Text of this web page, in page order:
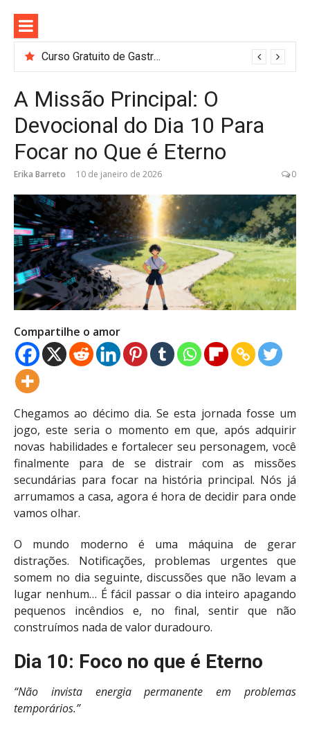
para
conteúdo
Curso Gratuito de Gastronomia e Barismo em SP: Nestlé Abre 100 Vagas
A Missão Principal: O
Devocional do Dia 10 Para
Focar no Que é Eterno
Erika Barreto 10 de janeiro de 2026 0
Compartilhe o amor
Chegamos ao décimo dia. Se esta jornada fosse um
jogo, este seria o momento em que, após adquirir
novas habilidades e fortalecer seu personagem, você
finalmente para de se distrair com as missões
secundárias para focar na história principal. Nós já
arrumamos a casa, agora é hora de decidir para onde
vamos olhar.
O mundo moderno é uma máquina de gerar
distrações. Notificações, problemas urgentes que
somem no dia seguinte, discussões que não levam a
lugar nenhum… É fácil passar o dia inteiro apagando
pequenos incêndios e, no final, sentir que não
construímos nada de valor duradouro.
Dia 10: Foco no que é Eterno
“Não invista energia permanente em problemas
temporários.”